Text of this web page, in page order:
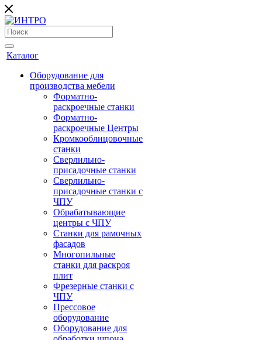
Каталог
Оборудование для
производства мебели
Форматно-
раскроечные станки
Форматно-
раскроечные Центры
Кромкооблицовочные
станки
Сверлильно-
присадочные станки
Сверлильно-
присадочные станки с
ЧПУ
Обрабатывающие
центры с ЧПУ
Станки для рамочных
фасадов
Многопильные
станки для раскроя
плит
Фрезерные станки с
ЧПУ
Прессовое
оборудование
Оборудование для